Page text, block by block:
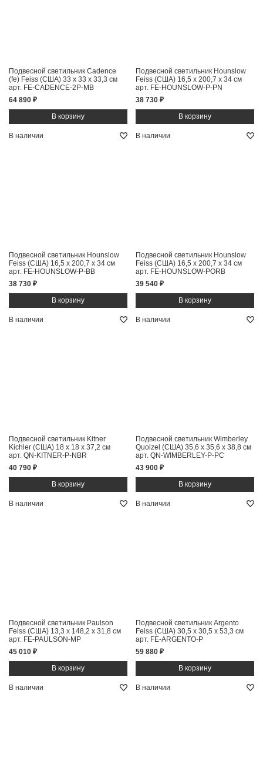
Подвесной светильник Cadence
(fe) Feiss (США) 33 x 33 x 33,3 см
арт. FE-CADENCE-2P-MB
64 890 ₽
Подвесной светильник Hounslow
Feiss (США) 16,5 x 200,7 x 34 см
арт. FE-HOUNSLOW-P-PN
38 730 ₽
В наличии
Подвесной светильник Hounslow
Feiss (США) 16,5 x 200,7 x 34 см
арт. FE-HOUNSLOW-P-BB
38 730 ₽
В наличии
Подвесной светильник Hounslow
Feiss (США) 16,5 x 200,7 x 34 см
арт. FE-HOUNSLOW-PORB
39 540 ₽
В наличии
Подвесной светильник Kitner
Kichler (США) 18 x 18 x 37,2 см
арт. QN-KITNER-P-NBR
40 790 ₽
В наличии
Подвесной светильник Wimberley
Quoizel (США) 35,6 x 35,6 x 38,8 см
арт. QN-WIMBERLEY-P-PC
43 900 ₽
В наличии
Подвесной светильник Paulson
Feiss (США) 13,3 x 148,2 x 31,8 см
арт. FE-PAULSON-MP
45 010 ₽
В наличии
Подвесной светильник Argento
Feiss (США) 30,5 x 30,5 x 53,3 см
арт. FE-ARGENTO-P
59 880 ₽
В наличии В наличии